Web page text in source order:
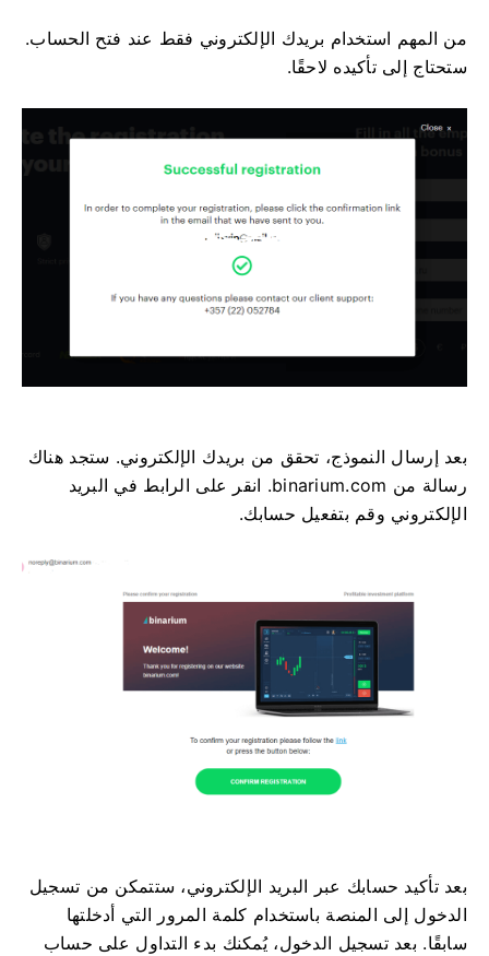
من المهم استخدام بريدك الإلكتروني فقط عند فتح الحساب.
ستحتاج إلى تأكيده لاحقًا.
بعد إرسال النموذج، تحقق من بريدك الإلكتروني. ستجد هناك
رسالة من binarium.com. انقر على الرابط في البريد
الإلكتروني وقم بتفعيل حسابك.
بعد تأكيد حسابك عبر البريد الإلكتروني، ستتمكن من تسجيل
الدخول إلى المنصة باستخدام كلمة المرور التي أدخلتها
سابقًا. بعد تسجيل الدخول، يُمكنك بدء التداول على حساب